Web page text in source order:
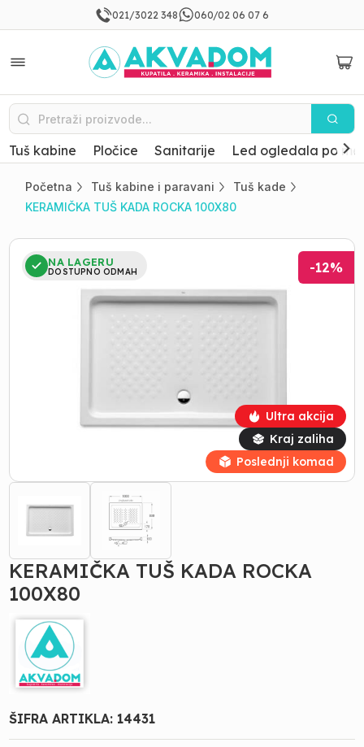
021/3022 348 060/02 06 07 6
Tuš kabine Pločice Sanitarije Led ogledala po
Početna Tuš kabine i paravani
Tuš kade
KERAMIČKA TUŠ KADA ROCKA 100X80
-12%
NA LAGERU
DOSTUPNO ODMAH
Ultra akcija
Kraj zaliha
Poslednji komad
KERAMIČKA TUŠ KADA ROCKA
100X80
ŠIFRA ARTIKLA: 14431